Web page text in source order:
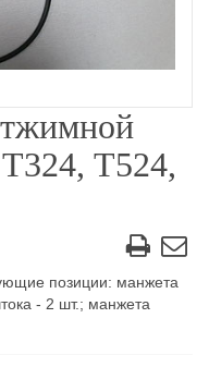
Т524,
позиции: манжета
- 2 шт.; манжета